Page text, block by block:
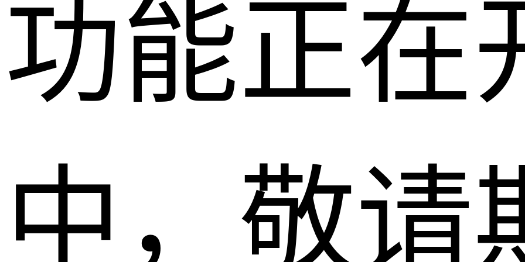
功能正在
中，敬请